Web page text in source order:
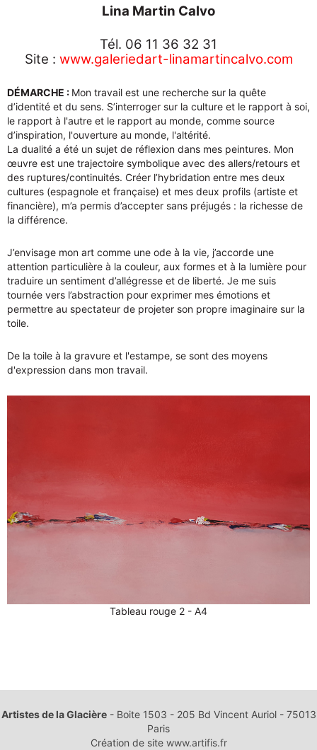
Lina Martin Calvo
Tél. 06 11 36 32 31
Site : www.galeriedart-linamartincalvo.com
DÉMARCHE : Mon travail est une recherche sur la quête
d’identité et du sens. S’interroger sur la culture et le rapport à soi,
le rapport à l'autre et le rapport au monde, comme source
d’inspiration, l'ouverture au monde, l'altérité.
La dualité a été un sujet de réflexion dans mes peintures. Mon
œuvre est une trajectoire symbolique avec des allers/retours et
des ruptures/continuités. Créer l’hybridation entre mes deux
cultures (espagnole et française) et mes deux profils (artiste et
financière), m’a permis d’accepter sans préjugés : la richesse de
la différence.
J’envisage mon art comme une ode à la vie, j’accorde une
attention particulière à la couleur, aux formes et à la lumière pour
traduire un sentiment d’allégresse et de liberté. Je me suis
tournée vers l’abstraction pour exprimer mes émotions et
permettre au spectateur de projeter son propre imaginaire sur la
toile.
De la toile à la gravure et l'estampe, se sont des moyens
d'expression dans mon travail.
Tableau rouge 2 - A4
Artistes de la Glacière- Boite 1503 - 205 Bd Vincent Auriol - 75013
Paris
Création de site www.artifis.fr